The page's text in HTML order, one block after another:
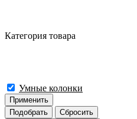
Категория товара
Умные колонки
Применить
Подобрать
Сбросить